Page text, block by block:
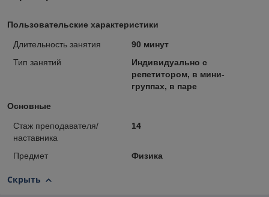
Пользовательские характеристики
Длительность занятия
90 минут
Тип занятий
Индивидуально с
репетитором, в мини-
группах, в паре
Основные
Стаж преподавателя/
наставника
14
Предмет Физика
Скрыть